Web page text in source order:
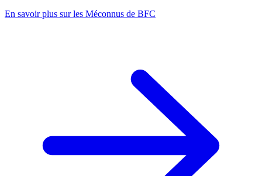
En savoir plus sur les Méconnus de BFC